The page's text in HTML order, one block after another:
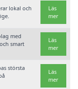
lokal och
Läs
mer
med
smart
Läs
mer
största
Läs
mer